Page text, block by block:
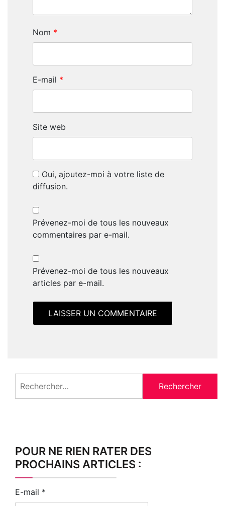
Nom *
E-mail *
Site web
Oui, ajoutez-moi à votre liste de
diffusion.
Prévenez-moi de tous les nouveaux
commentaires par e-mail.
Prévenez-moi de tous les nouveaux
articles par e-mail.
POUR NE RIEN RATER DES
PROCHAINS ARTICLES :
E-mail *